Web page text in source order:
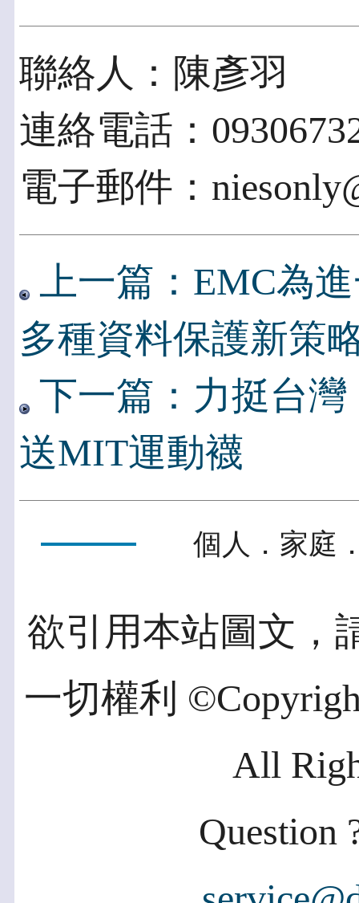
聯絡人：陳彥羽
連絡電話：
電子郵件：
上一篇：EMC為
多種資料保護新策
下一篇：力挺台
送MIT運動襪
個人．家庭
欲引用本站圖文，
一切權利
All
Question